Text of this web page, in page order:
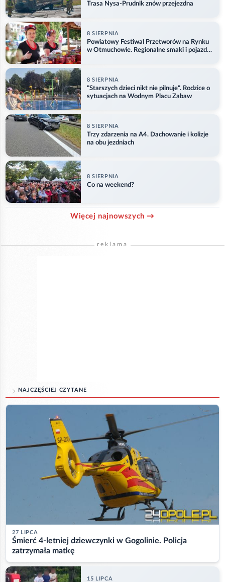
Trasa Nysa-Prudnik znów przejezdna
8 SIERPNIA
Powiatowy Festiwal Przetworów na Rynku
w Otmuchowie. Regionalne smaki i pojazdy
8 SIERPNIA
"Starszych dzieci nikt nie pilnuje". Rodzice o
sytuacjach na Wodnym Placu Zabaw
8 SIERPNIA
Trzy zdarzenia na A4. Dachowanie i kolizje
na obu jezdniach
8 SIERPNIA
Co na weekend?
Więcej najnowszych →
reklama
NAJCZĘŚCIEJ CZYTANE
27 LIPCA
Śmierć 4-letniej dziewczynki w Gogolinie. Policja
zatrzymała matkę
15 LIPCA